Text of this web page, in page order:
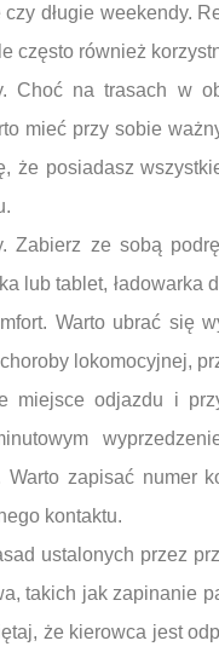
długie weekendy.
często również
Choć na trasach w
mieć przy sobie
że posiadasz
Zabierz ze sobą
lub tablet, ładowarka
Warto ubrać się
lokomocyjnej,
miejsce odjazdu i
zapisać numer
kontaktu.
ustalonych przez
takich jak zapinanie
że kierowca jest